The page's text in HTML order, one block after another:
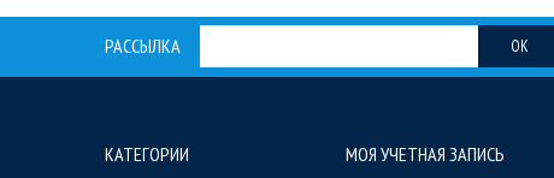
РАССЫЛКА OK
КАТЕГОРИИ МОЯ УЧЕТНАЯ ЗАПИСЬ